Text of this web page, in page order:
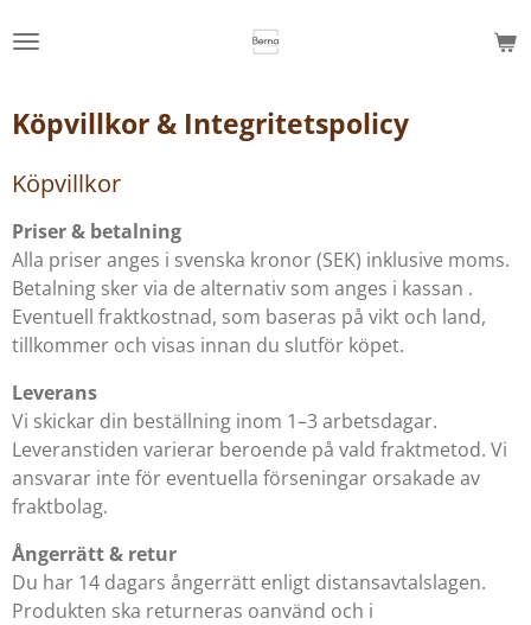
till
Köpvillkor & Integritetspolicy
Köpvillkor
Priser & betalning
Alla priser anges i svenska kronor (SEK) inklusive moms.
Betalning sker via de alternativ som anges i kassan .
Eventuell fraktkostnad, som baseras på vikt och land,
tillkommer och visas innan du slutför köpet.
Leverans
Vi skickar din beställning inom 1–3 arbetsdagar.
Leveranstiden varierar beroende på vald fraktmetod. Vi
ansvarar inte för eventuella förseningar orsakade av
fraktbolag.
Ångerrätt & retur
Du har 14 dagars ångerrätt enligt distansavtalslagen.
Produkten ska returneras oanvänd och i